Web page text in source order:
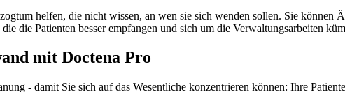
helfen, die nicht wissen, an wen sie sich wenden sollen. Sie können
die Patienten besser empfangen und sich um die Verwaltungsarbeiten
mit Doctena Pro
- damit Sie sich auf das Wesentliche konzentrieren können: Ihre